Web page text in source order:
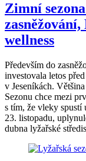
Zimní
wellness
Především do
investovala letos
v Jeseníkách.
Sezonu chce mezi
s tím, že vleky spustí
23. listopadu,
dubna lyžařské